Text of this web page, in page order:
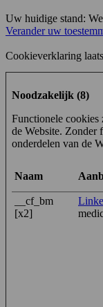
Uw huidige stand:
Verander uw
Cookieverklaring
Noodzakelijk (8)
Functionele
de Website. Zonder
onderdelen van de
Naam
__cf_bm
[x2]